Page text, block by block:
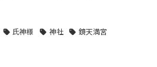
氏神様 神社 鏡天満宮